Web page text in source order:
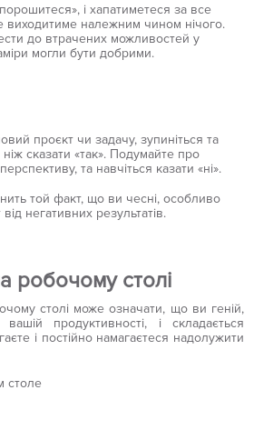
і хапатиметеся за все
виходитиме належним чином нічого.
до втрачених можливостей у
могли бути добрими.
проєкт чи задачу, зупиніться та
сказати «так». Подумайте про
та навчіться казати «ні».
той факт, що ви чесні, особливо
негативних результатів.
робочому столі
столі може означати, що ви геній,
продуктивності, і складається
і постійно намагаєтеся надолужити